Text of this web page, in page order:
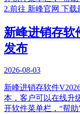
2.前往 新峰官网 下载
新峰进销存软
发布
2026-08-03
新峰进销存软件
本，客户可以在线升
开软件菜单栏，“帮